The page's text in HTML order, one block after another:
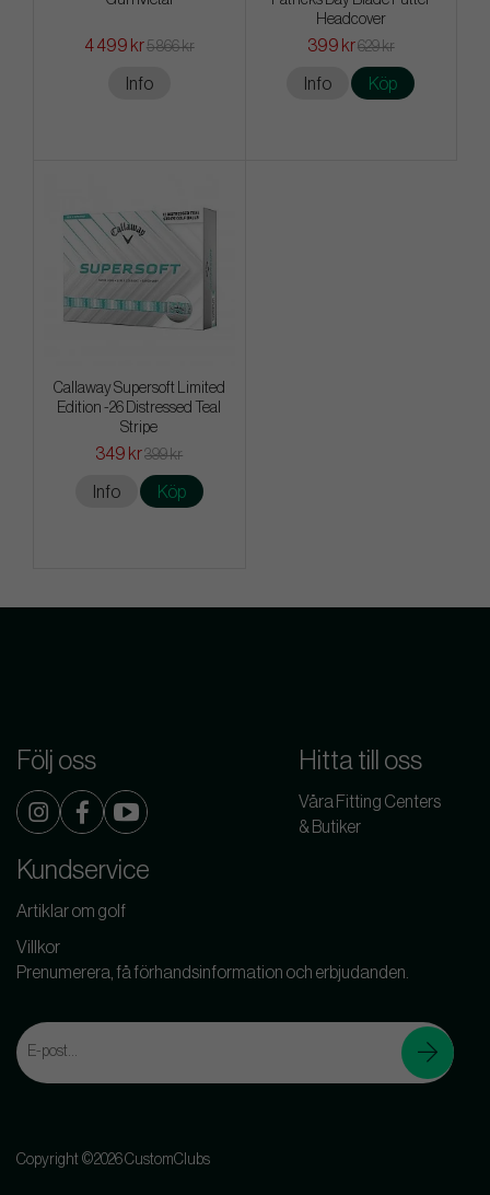
4 499 kr5 866 kr
Info
Headcover
399 kr629 kr
Info Köp
Callaway Supersoft Limited
Edition -26 Distressed Teal
Stripe
349 kr399 kr
Info Köp
Följ oss Hitta till oss
Våra Fitting Centers
& Butiker
Kundservice
Artiklar om golf
Villkor
Prenumerera, få förhandsinformation och erbjudanden.
Copyright ©2026 CustomClubs